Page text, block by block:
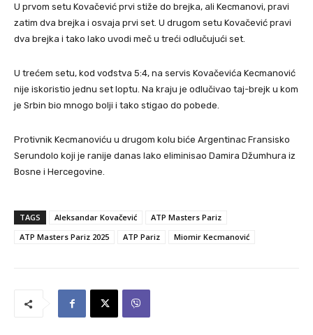
U prvom setu Kovačević prvi stiže do brejka, ali Kecmanovi, pravi
zatim dva brejka i osvaja prvi set. U drugom setu Kovačević pravi
dva brejka i tako lako uvodi meč u treći odlučujući set.
U trećem setu, kod vođstva 5:4, na servis Kovačevića Kecmanović
nije iskoristio jednu set loptu. Na kraju je odlučivao taj-brejk u kom
je Srbin bio mnogo bolji i tako stigao do pobede.
Protivnik Kecmanoviću u drugom kolu biće Argentinac Fransisko
Serundolo koji je ranije danas lako eliminisao Damira Džumhura iz
Bosne i Hercegovine.
TAGS Aleksandar Kovačević
ATP Masters Pariz
ATP Masters Pariz 2025
ATP Pariz Miomir Kecmanović